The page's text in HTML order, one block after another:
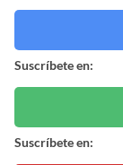
Suscríbete en:
Suscríbete en: